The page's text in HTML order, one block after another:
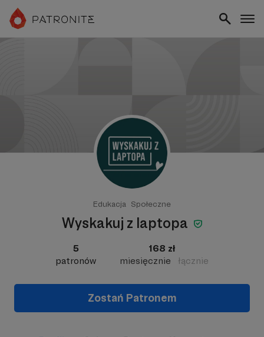
Edukacja Społeczne
Wyskakuj z laptopa
5
patronów
168 zł
miesięcznie
łącznie
Zostań Patronem